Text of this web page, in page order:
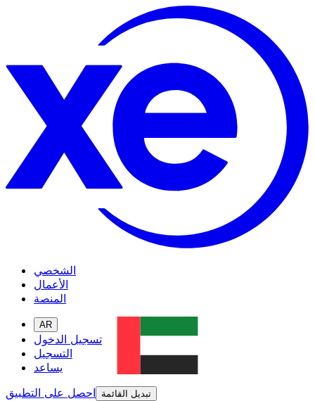
الشخصي
الأعمال
المنصة
AR
تسجيل الدخول
التسجيل
يساعد
احصل على التطبيق
تبديل القائمة